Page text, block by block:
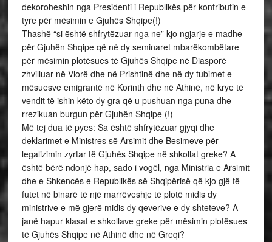
dekoroheshin nga Presidenti i Republikës për kontributin e
tyre për mësimin e Gjuhës Shqipe(!)
Thashë “si është shfrytëzuar nga ne” kjo ngjarje e madhe
për Gjuhën Shqipe që në dy seminaret mbarëkombëtare
për mësimin plotësues të Gjuhës Shqipe në Diasporë
zhvilluar në Vlorë dhe në Prishtinë dhe në dy tubimet e
mësuesve emigrantë në Korinth dhe në Athinë, në krye të
vendit të ishin këto dy gra që u pushuan nga puna dhe
rrezikuan burgun për Gjuhën Shqipe (!)
Më tej dua të pyes: Sa është shfrytëzuar gjyqi dhe
deklarimet e Ministres së Arsimit dhe Besimeve për
legalizimin zyrtar të Gjuhës Shqipe në shkollat greke? A
është bërë ndonjë hap, sado i vogël, nga Ministria e Arsimit
dhe e Shkencës e Republikës së Shqipërisë që kjo gjë të
futet në binarë të një marrëveshje të plotë midis dy
ministrive e më gjerë midis dy qeverive e dy shteteve? A
janë hapur klasat e shkollave greke për mësimin plotësues
të Gjuhës Shqipe në Athinë dhe në Greqi?